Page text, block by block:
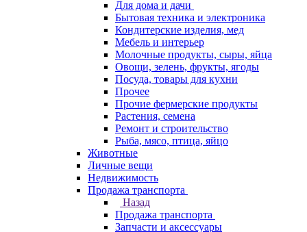
Для дома и дачи
Бытовая техника и электроника
Кондитерские изделия, мед
Мебель и интерьер
Молочные продукты, сыры, яйца
Овощи, зелень, фрукты, ягоды
Посуда, товары для кухни
Прочее
Прочие фермерские продукты
Растения, семена
Ремонт и строительство
Рыба, мясо, птица, яйцо
Животные
Личные вещи
Недвижимость
Продажа транспорта
Назад
Продажа транспорта
Запчасти и аксессуары